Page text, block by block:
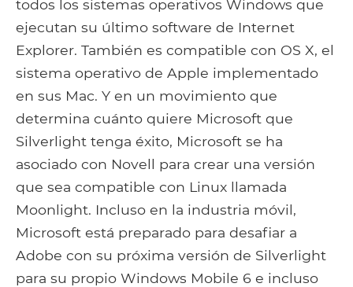
todos los sistemas operativos Windows que
ejecutan su último software de Internet
Explorer. También es compatible con OS X, el
sistema operativo de Apple implementado
en sus Mac. Y en un movimiento que
determina cuánto quiere Microsoft que
Silverlight tenga éxito, Microsoft se ha
asociado con Novell para crear una versión
que sea compatible con Linux llamada
Moonlight. Incluso en la industria móvil,
Microsoft está preparado para desafiar a
Adobe con su próxima versión de Silverlight
para su propio Windows Mobile 6 e incluso